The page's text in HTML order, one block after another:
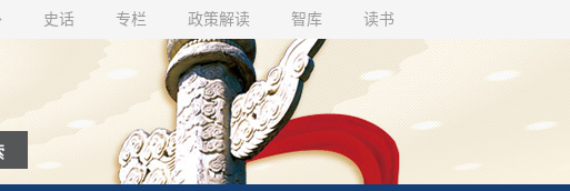
史话 专栏 政策解读 智库 读书